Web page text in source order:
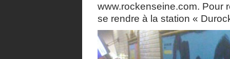
www.rockenseine.com. Pour
se rendre à la station «